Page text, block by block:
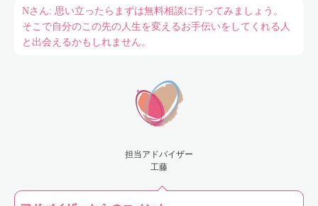
Nさん: 思い立ったらまずは無料相談に行ってみましょう。
そこで自分のこの先の人生を変えるお手伝いをしてくれる人
と出会えるかもしれません。
担当アドバイザー
工藤